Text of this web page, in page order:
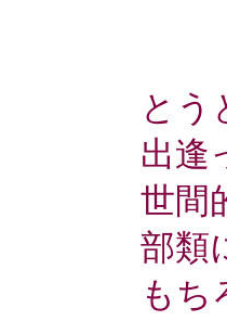
とう
出逢
世間
部類
もち